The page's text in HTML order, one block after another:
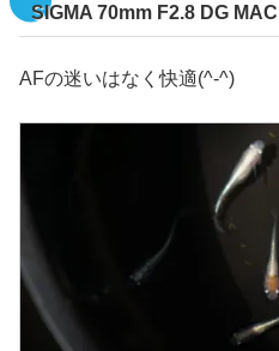
SIGMA 70mm F2.8 DG
AFの迷いはなく快適(^-^)